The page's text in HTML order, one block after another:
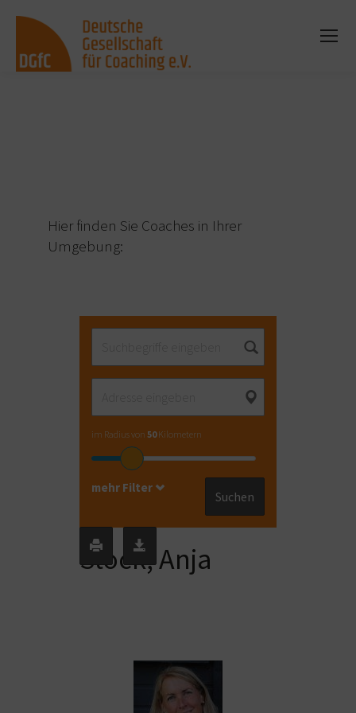
Hier finden Sie Coaches in Ihrer
Umgebung:
im Radius von 50Kilometern
Suchen
mehr Filter
Stock, Anja